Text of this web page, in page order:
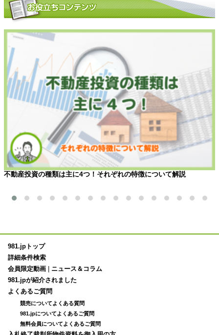
不動産投資の種類は主に4つ！それぞれの特徴について解説
981.jpトップ
詳細条件検索
会員限定動画
ニュース＆コラム
981.jpが紹介されました
よくあるご質問
競売についてよくある質問
981.jpについてよくあるご質問
無料会員についてよくあるご質問